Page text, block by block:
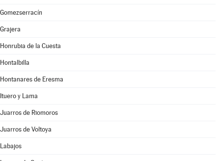
Gomezserracín
Grajera
Honrubia de la Cuesta
Hontalbilla
Hontanares de Eresma
Ituero y Lama
Juarros de Riomoros
Juarros de Voltoya
Labajos